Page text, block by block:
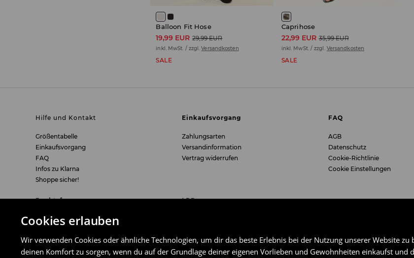
Cookies erlauben
Wir verwenden Cookies oder ähnliche Technologien, um dir das beste Erlebnis bei der Nutzung unserer Website
deinen Komfort zu sorgen, wenn du auf der Grundlage deiner eigenen Vorlieben und Gewohnheiten einkaufst
Balloon Fit Hose
19,99 EUR 29,99 EUR
inkl. MwSt. / zzgl.Versandkosten
SALE
Caprihose
22,99 EUR 35,99 EUR
inkl. MwSt. / zzgl. Versandkosten
SALE
Hilfe und Kontakt
Größentabelle
Einkaufsvorgang
FAQ
Infos zu Klarna
Shoppe sicher!
Einkaufsvorgang
Zahlungsarten
Versandinformation
Vertrag widerrufen
FAQ
AGB
Datenschutz
Cookie-Richtlinie
Cookie Einstellungen
Rechtsfragen
Freiwilliges Rückgaberecht, Umtausch,
Einzelheiten der Gästebestellung
Impressum
LPP